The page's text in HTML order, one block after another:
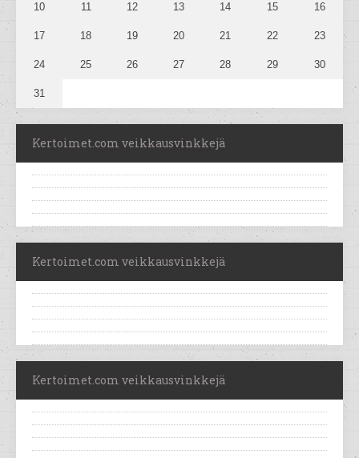
10 11 12 13 14 15 16
17 18 19 20 21 22 23
24 25 26 27 28 29 30
31
Kertoimet.com veikkausvinkkejä
Kertoimet.com veikkausvinkkejä
Kertoimet.com veikkausvinkkejä